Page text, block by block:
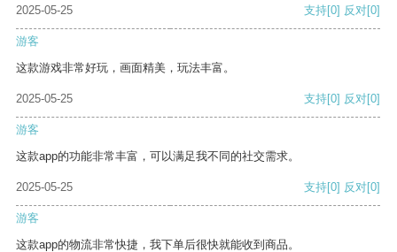
2025-05-25 支持[0] 反对[0]
游客
这款游戏非常好玩，画面精美，玩法丰富。
2025-05-25 支持[0] 反对[0]
游客
这款app的功能非常丰富，可以满足我不同的社交需求。
2025-05-25 支持[0] 反对[0]
游客
这款app的物流非常快捷，我下单后很快就能收到商品。